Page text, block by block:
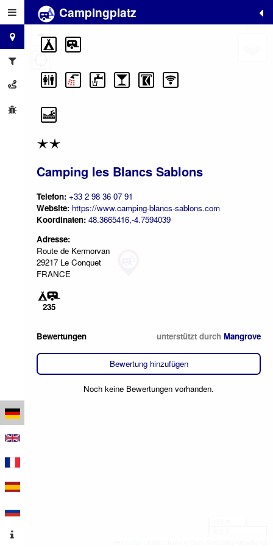
Campingplatz
Camping les Blancs Sablons
Telefon: +33 2 98 36 07 91
Website: https://www.camping-blancs-sablons.com
Koordinaten: 48.3665416,-4.7594039
Adresse:
Route de Kermorvan
29217 Le Conquet
FRANCE
235
Bewertungen unterstützt durch Mangrove
Bewertung hinzufügen
Noch keine Bewertungen vorhanden.
+
−